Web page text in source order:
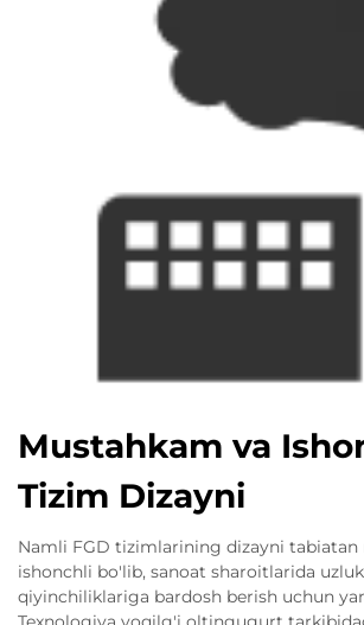
Mustahkam va
Tizim Dizayni
Namli FGD tizimlarining dizayni tabiatan
ishonchli bo'lib, sanoat sharoitlarida
qiyinchiliklariga bardosh berish uchun